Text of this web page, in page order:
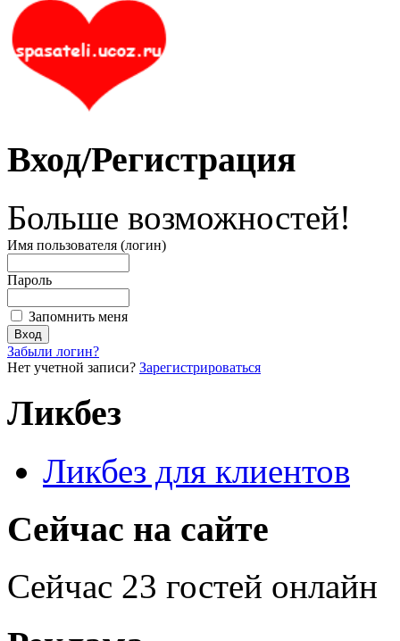
Вход/Регистрация
Больше возможностей!
Имя пользователя (логин)
Пароль
Запомнить меня
Забыли логин?
Нет учетной записи? Зарегистрироваться
Ликбез
Ликбез для клиентов
Сейчас на сайте
Сейчас 23 гостей онлайн